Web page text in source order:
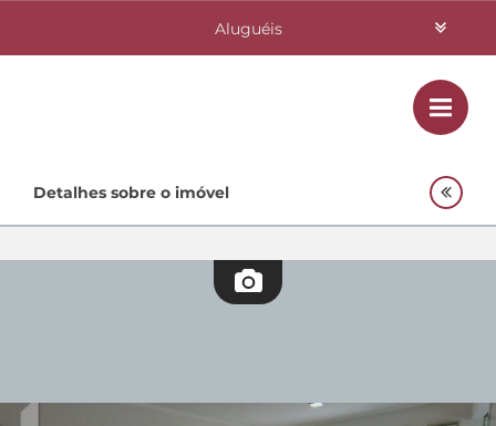
Aluguéis
Investimentos
Quem Somos
Detalhes sobre o imóvel